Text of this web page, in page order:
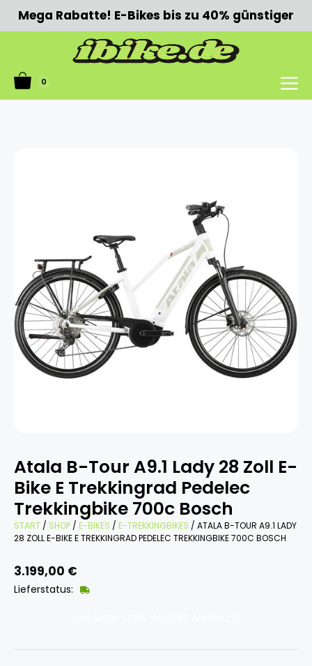
Zum
Inhalt
Mega Rabatte! E-Bikes bis zu 40% günstiger
0
Menü
Atala B-Tour A9.1 Lady 28 Zoll E-
Bike E Trekkingrad Pedelec
Trekkingbike 700c Bosch
START / SHOP / E-BIKES / E-TREKKINGBIKES / ATALA B-TOUR A9.1 LADY
28 ZOLL E-BIKE E TREKKINGRAD PEDELEC TREKKINGBIKE 700C BOSCH
3.199,00 €
Lieferstatus: